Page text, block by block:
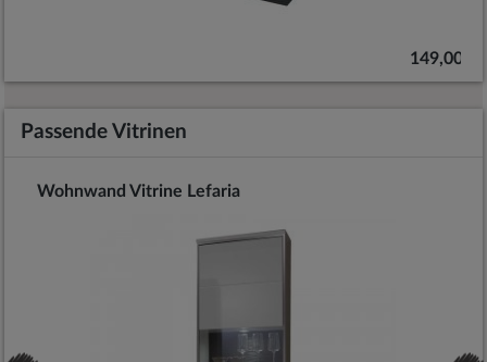
149,00 €
Passende Vitrinen
Wohnwand Vitrine Lefaria